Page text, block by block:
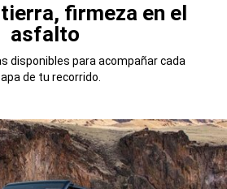
firmeza en el
asfalto
disponibles para acompañar cada
de tu recorrido.